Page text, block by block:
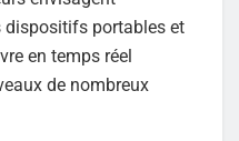
dispositifs portables et
en temps réel
de nombreux